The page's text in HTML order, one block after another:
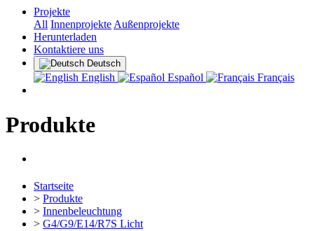
Projekte
All Innenprojekte Außenprojekte
Herunterladen
Kontaktiere uns
Deutsch
English Español Français
Produkte
Startseite
> Produkte
> Innenbeleuchtung
> G4/G9/E14/R7S Licht